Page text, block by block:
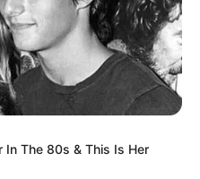
In The 80s & This Is Her